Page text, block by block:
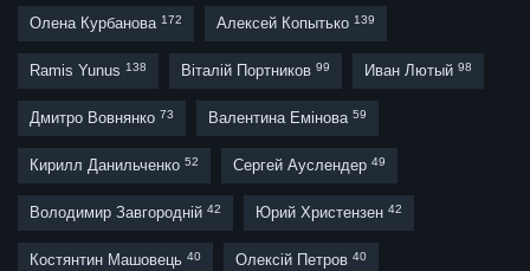
Олена Курбанова 172 Алексей Копытько 139
Ramis Yunus 138 Віталій Портников 99 Иван Лютый 98
Дмитро Вовнянко 73 Валентина Емінова 59
Кирилл Данильченко 52 Сергей Ауслендер 49
Володимир Завгородній 42 Юрий Христензен 42
Костянтин Машовець 40 Олексій Петров 40